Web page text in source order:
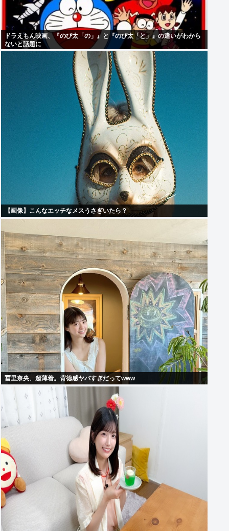
ドラえもん映画、『のび太「の」』と『のび太「と」』の違いがわから
ないと話題に
【画像】こんなエッチなメスうさぎいたら？
冨里奈央、超薄着。背徳感ヤバすぎだってwww